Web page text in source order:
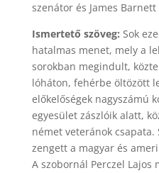
szenátor és James
Ismertető szöveg: Sok
hatalmas menet, mely a
sorokban megindult,
lóháton, fehérbe öltözött
előkelőségek nagyszámú
egyesület zászlóik alatt,
német veteránok
zengett a magyar és
A szobornál Perczel Lajos